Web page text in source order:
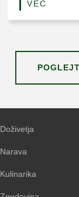
VEČ
Doživetja
Narava
Kulinarika